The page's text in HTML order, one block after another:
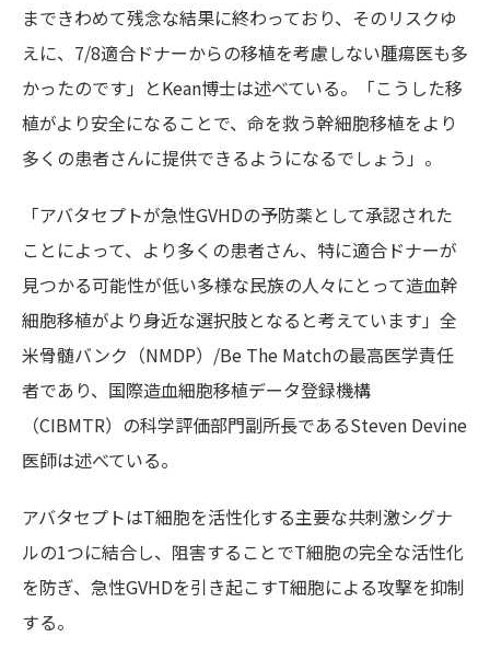
まできわめて残念な結果に終わっており、そのリスクゆ
えに、7/8適合ドナーからの移植を考慮しない腫瘍医も多
かったのです」とKean博士は述べている。「こうした移
植がより安全になることで、命を救う幹細胞移植をより
多くの患者さんに提供できるようになるでしょう」。
「アバタセプトが急性GVHDの予防薬として承認された
ことによって、より多くの患者さん、特に適合ドナーが
見つかる可能性が低い多様な民族の人々にとって造血幹
細胞移植がより身近な選択肢となると考えています」全
米骨髄バンク（NMDP）/Be The Matchの最高医学責任
者であり、国際造血細胞移植データ登録機構
（CIBMTR）の科学評価部門副所長であるSteven Devine
医師は述べている。
アバタセプトはT細胞を活性化する主要な共刺激シグナ
ルの1つに結合し、阻害することでT細胞の完全な活性化
を防ぎ、急性GVHDを引き起こすT細胞による攻撃を抑制
する。